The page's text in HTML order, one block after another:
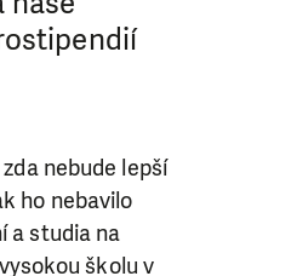
nebude lepší
ho nebavilo
a studia na
školu v